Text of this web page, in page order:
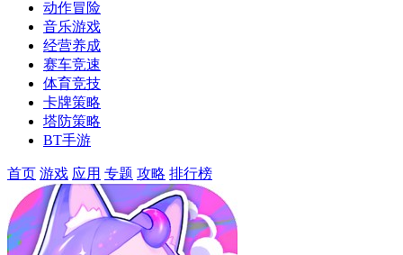
动作冒险
音乐游戏
经营养成
赛车竞速
体育竞技
卡牌策略
塔防策略
BT手游
首页 游戏 应用 专题 攻略 排行榜